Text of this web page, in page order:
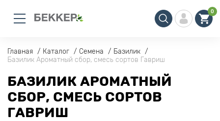
0
Главная Каталог Семена
Базилик
Базилик Ароматный сбор, смесь сортов Гавриш
БАЗИЛИК АРОМАТНЫЙ
СБОР, СМЕСЬ СОРТОВ
ГАВРИШ